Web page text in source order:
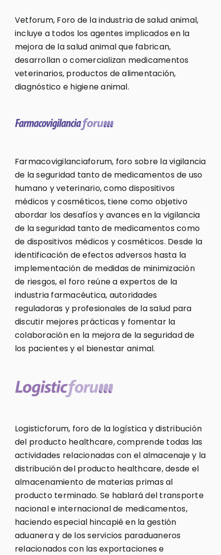
Vetforum, Foro de la industria de salud animal,
incluye a todos los agentes implicados en la
mejora de la salud animal que fabrican,
desarrollan o comercializan medicamentos
veterinarios, productos de alimentación,
diagnóstico e higiene animal.
Farmacovigilanciaforum, foro sobre la vigilancia
de la seguridad tanto de medicamentos de uso
humano y veterinario, como dispositivos
médicos y cosméticos, tiene como objetivo
abordar los desafíos y avances en la vigilancia
de la seguridad tanto de medicamentos como
de dispositivos médicos y cosméticos. Desde la
identificación de efectos adversos hasta la
implementación de medidas de minimización
de riesgos, el foro reúne a expertos de la
industria farmacéutica, autoridades
reguladoras y profesionales de la salud para
discutir mejores prácticas y fomentar la
colaboración en la mejora de la seguridad de
los pacientes y el bienestar animal.
Logisticforum, foro de la logística y distribución
del producto healthcare, comprende todas las
actividades relacionadas con el almacenaje y la
distribución del producto healthcare, desde el
almacenamiento de materias primas al
producto terminado. Se hablará del transporte
nacional e internacional de medicamentos,
haciendo especial hincapié en la gestión
aduanera y de los servicios paraduaneros
relacionados con las exportaciones e